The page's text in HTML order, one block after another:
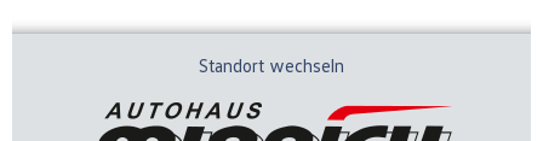
Standort wechseln